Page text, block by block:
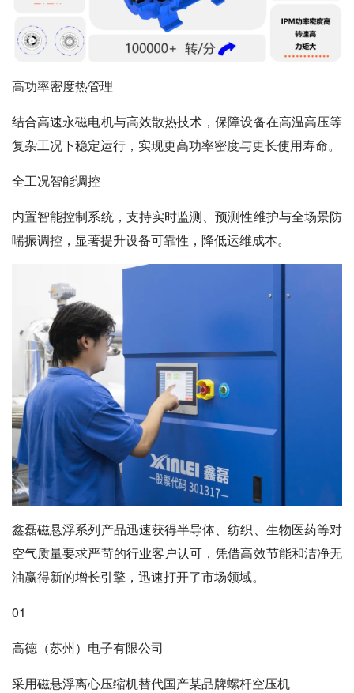
高功率密度热管理
结合高速永磁电机与高效散热技术，保障设备在高温高压等
复杂工况下稳定运行，实现更高功率密度与更长使用寿命。
全工况智能调控
内置智能控制系统，支持实时监测、预测性维护与全场景防
喘振调控，显著提升设备可靠性，降低运维成本。
鑫磊磁悬浮系列产品迅速获得半导体、纺织、生物医药等对
空气质量要求严苛的行业客户认可，凭借高效节能和洁净无
油赢得新的增长引擎，迅速打开了市场领域。
01
高德（苏州）电子有限公司
采用磁悬浮离心压缩机替代国产某品牌螺杆空压机